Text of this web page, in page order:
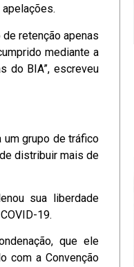
retenção apenas
mediante a
do BIA”, escreveu
grupo de tráfico
distribuir mais de
sua liberdade
19.
que ele
com a Convenção